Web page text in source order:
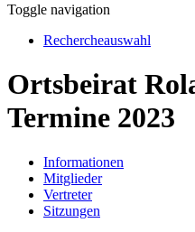
Toggle navigation
Rechercheauswahl
Ortsbeirat
Termine 2023
Informationen
Mitglieder
Vertreter
Sitzungen